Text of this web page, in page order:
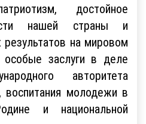
достойное
нашей страны и
на мировом
заслуги в деле
авторитета
воспитания молодежи в
и национальной